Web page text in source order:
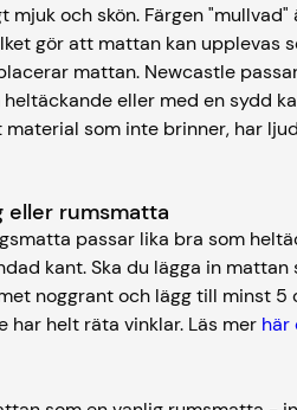
mjuk och skön. Färgen
gör att mattan kan upplevas
mattan. Newcastle
eller med en sydd
som inte brinner, har
eller rumsmatta
passar lika bra som
kant. Ska du lägga in
noggrant och lägg till minst 5
har helt räta vinklar. Läs mer här